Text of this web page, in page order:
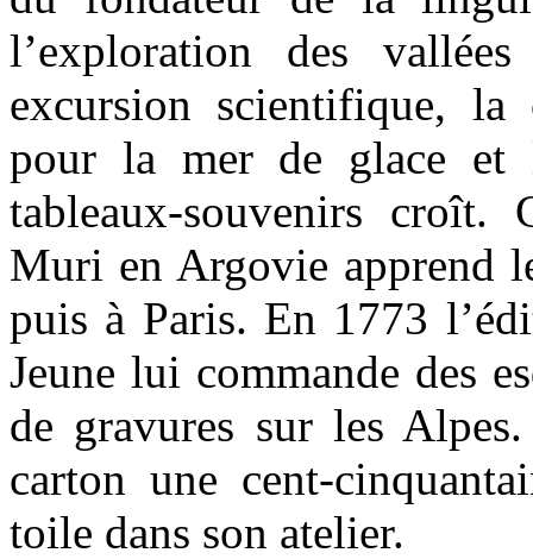
l’exploration des
excursion scientifique, la
pour la mer de glace et
tableaux-souvenirs croît.
Muri en Argovie apprend
puis à Paris. En 1773
Jeune lui commande des
de gravures sur les
carton une cent-
toile dans son atelier.